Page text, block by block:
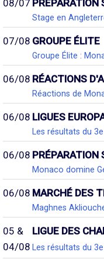
08/07
Stage en
07/08 GROUPE ÉLITE
Groupe Élite :
06/08 RÉACTIONS
Réactions de
06/08 LIGUES
Les résultats du
06/08
Monaco domine
06/08 MARCHÉ DES
Maghnes
05 &
04/08
LIGUE DES
Les résultats du